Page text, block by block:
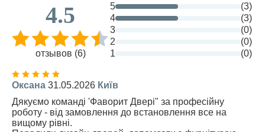
4.5
отзывов (6)
5
(3)
4
(3)
3
(0)
2
(0)
1
(0)
Оксана 31.05.2026 Київ
Дякуємо команді 'Фаворит Двері" за професійну
роботу - від замовлення до встановлення все на
вищому рівні.